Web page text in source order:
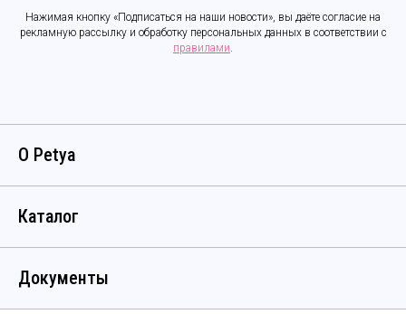
Нажимая кнопку «Подписаться на наши новости», вы даёте согласие на
рекламную рассылку и обработку персональных данных в соответствии с
правилами.
О Petya
Каталог
Документы